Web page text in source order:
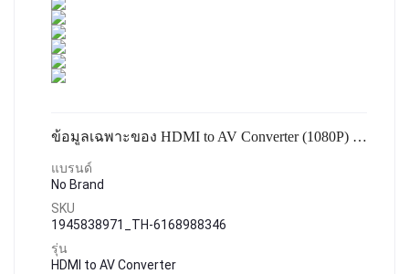
ข้อมูลเฉพาะของ HDMI to AV Converter (1080P) แปลงสัญญาณภาพและเสียงจาก HDMI เป็น AV (สีขาว&ดำ)#A-052
แบรนด์
No Brand
SKU
1945838971_TH-6168988346
รุ่น
HDMI to AV Converter